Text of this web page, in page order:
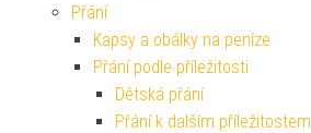
Přání
Kapsy a obálky na peníze
Přání podle příležitosti
Dětská přání
Přání k dalším příležitostem